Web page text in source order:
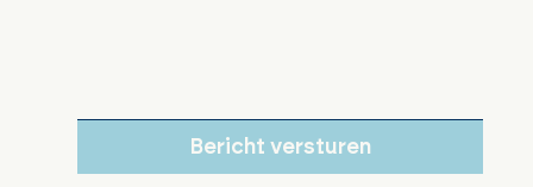
Bericht versturen